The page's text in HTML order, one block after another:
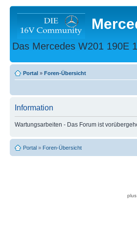
Das Mercedes W201 190E
Portal » Foren-Übersicht
Information
Wartungsarbeiten - Das Forum ist
Portal » Foren-Übersicht